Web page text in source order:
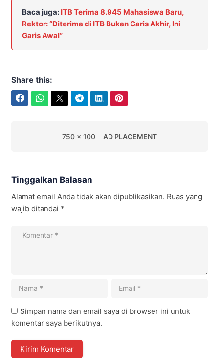
Baca juga: ITB Terima 8.945 Mahasiswa Baru,
Rektor: “Diterima di ITB Bukan Garis Akhir, Ini
Garis Awal”
Share this:
750 x 100 AD PLACEMENT
Tinggalkan Balasan
Alamat email Anda tidak akan dipublikasikan. Ruas yang
wajib ditandai *
Simpan nama dan email saya di browser ini untuk
komentar saya berikutnya.